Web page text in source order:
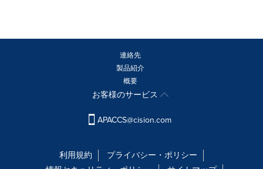
連絡先
製品紹介
概要
お客様のサービス
APACCS@cision.com
利用規約
プライバシー・ポリシー